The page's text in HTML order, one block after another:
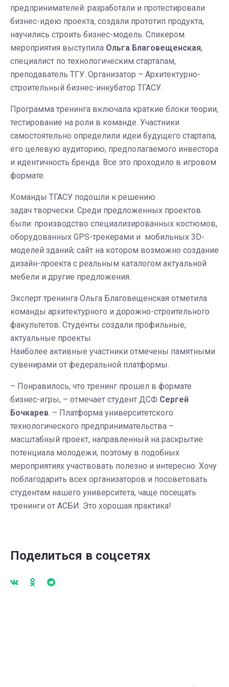
предпринимателей: разработали и протестировали
бизнес-идею проекта, создали прототип продукта,
научились строить бизнес-модель. Спикером
мероприятия выступила Ольга Благовещенская,
специалист по технологическим стартапам,
преподаватель ТГУ. Организатор – Архитектурно-
строительный бизнес-инкубатор ТГАСУ.
Программа тренинга включала краткие блоки теории,
тестирование на роли в команде. Участники
самостоятельно определили идеи будущего стартапа,
его целевую аудиторию, предполагаемого инвестора
и идентичность бренда. Все это проходило в игровом
формате.
Команды ТГАСУ подошли к решению
задач творчески. Среди предложенных проектов
были: производство специализированных костюмов,
оборудованных GPS-трекерами и мобильных 3D-
моделей зданий; сайт на котором возможно создание
дизайн-проекта с реальным каталогом актуальной
мебели и другие предложения.
Эксперт тренинга Ольга Благовещенская отметила
команды архитектурного и дорожно-строительного
факультетов. Студенты создали профильные,
актуальные проекты.
Наиболее активные участники отмечены памятными
сувенирами от федеральной платформы.
– Понравилось, что тренинг прошел в формате
бизнес-игры, – отмечает студент ДСФ Сергей
Бочкарев. – Платформа университетского
технологического предпринимательства –
масштабный проект, направленный на раскрытие
потенциала молодежи, поэтому в подобных
мероприятиях участвовать полезно и интересно. Хочу
поблагодарить всех организаторов и посоветовать
студентам нашего университета, чаще посещать
тренинги от АСБИ. Это хорошая практика!
Поделиться в соцсетях